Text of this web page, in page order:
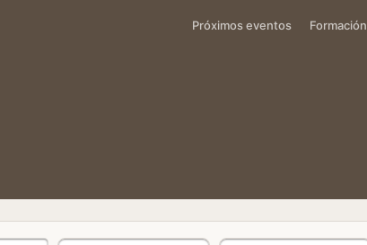
Próximos eventos Formación